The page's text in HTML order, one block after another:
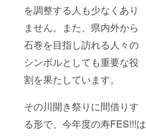
を調整する人も少なくあり
ません。また、県内外から
石巻を目指し訪れる人々の
シンボルとしても重要な役
割を果たしています。
その川開き祭りに間借りす
る形で、今年度の寿FES!!!は